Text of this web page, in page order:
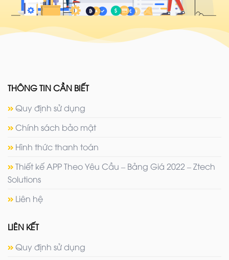
THÔNG TIN CẦN BIẾT
Quy định sử dụng
Chính sách bảo mật
Hình thức thanh toán
Thiết kế APP Theo Yêu Cầu – Bảng Giá 2022 – Ztech
Solutions
Liên hệ
LIÊN KẾT
Quy định sử dụng